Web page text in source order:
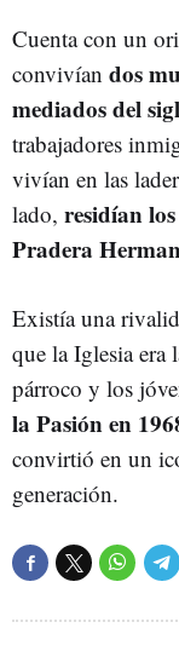
Cuenta con un
convivían dos
mediados del
trabajadores
vivían en las
lado, residían
Pradera
Existía una
que la Iglesia
párroco y los
la Pasión en
convirtió en un
generación.